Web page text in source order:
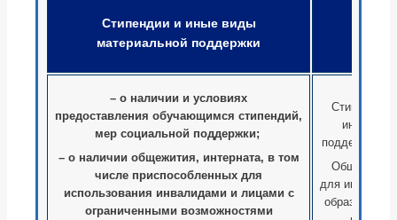
Стипендии и иные виды
материальной поддержки
– о наличии и условиях
предоставления обучающимся стипендий,
мер социальной поддержки;
– о наличии общежития, интерната, в том
числе приспособленных для
использования инвалидами и лицами с
ограниченными возможностями
Стипендия
иные
поддержки
для